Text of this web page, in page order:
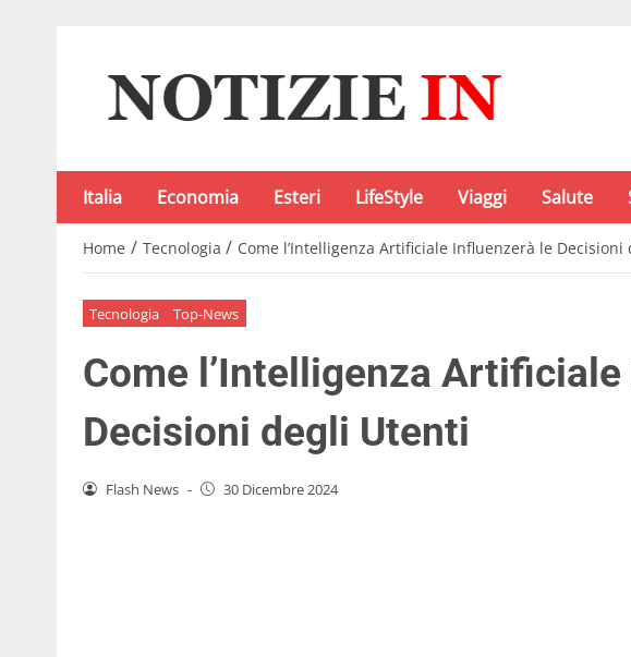
Italia Economia Esteri LifeStyle Viaggi Salute
Home / Tecnologia / Come l’Intelligenza Artificiale Influenzerà le Decisioni
Tecnologia Top-News
Come l’Intelligenza
Decisioni degli Utenti
Flash News - 30 Dicembre 2024